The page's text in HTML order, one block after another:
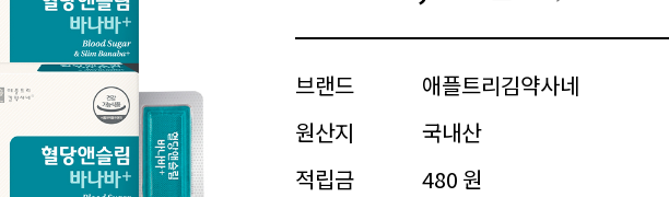
브랜드
애플트리김약사네
원산지
국내산
적립금
480 원